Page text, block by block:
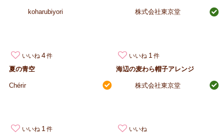
koharubiyori 株式会社東京堂
いいね 4
夏の青空
Chérir
いいね 1
海辺の麦わら帽子アレンジ
株式会社東京堂
いいね 1 いいね